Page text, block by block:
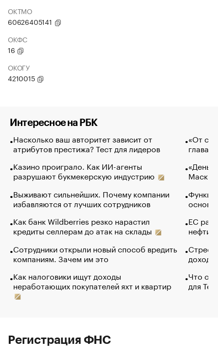
ОКТМО
60626405141
ОКФС
16
ОКОГУ
4210015
Интересное на РБК
Насколько ваш авторитет зависит от
атрибутов престижа? Тест для лидеров
Казино проиграло. Как ИИ-агенты
разрушают букмекерскую индустрию
Выживают сильнейших. Почему компании
избавляются от лучших сотрудников
Как банк Wildberries резко нарастил
кредиты селлерам до атак на склады
Сотрудники открыли новый способ вредить
компаниям. Зачем им это
Как налоговики ищут доходы
неработающих покупателей яхт и квартир
«От
глава
Маск в
основ
ЕС
нефти
Что
для
Регистрация ФНС